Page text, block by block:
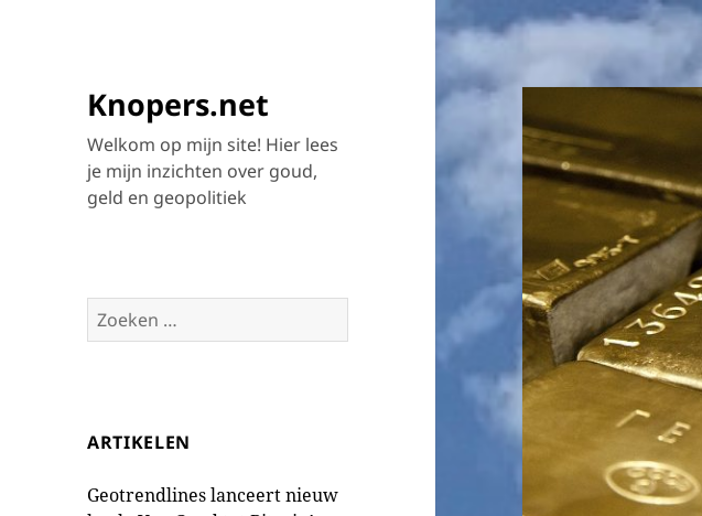
Knopers.net
Welkom op mijn site! Hier lees
je mijn inzichten over goud,
geld en geopolitiek
Zoeken
naar:
ARTIKELEN
Geotrendlines lanceert nieuw